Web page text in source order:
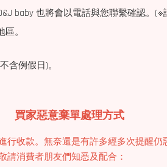
baby 也將會以電話與您聯繫確認。
。
含例假日)。
買家惡意棄單處理方式
收款。無奈還是有許多經多次提醒
消費者朋友們知悉及配合：